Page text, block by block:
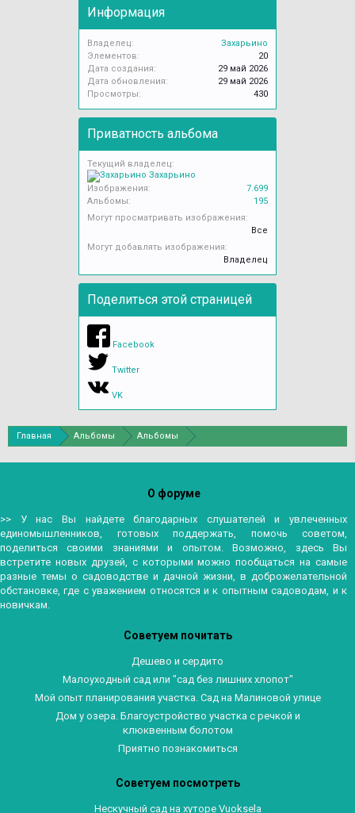
Информация
Владелец:
Захарьино
Элементов:
20
Дата создания:
29 май 2026
Дата обновления:
29 май 2026
Просмотры:
430
Приватность альбома
Текущий владелец:
Захарьино
Изображения:
7.699
Альбомы:
195
Могут просматривать изображения:
Все
Могут добавлять изображения:
Владелец
Поделиться этой страницей
Facebook
Twitter
VK
Главная Альбомы Альбомы
О форуме
>> У нас Вы найдете благодарных слушателей и увлеченных
единомышленников, готовых поддержать, помочь советом,
поделиться своими знаниями и опытом. Возможно, здесь Вы
встретите новых друзей, с которыми можно пообщаться на самые
разные темы о садоводстве и дачной жизни, в доброжелательной
обстановке, где с уважением относятся и к опытным садоводам, и к
новичкам.
Советуем почитать
Дешево и сердито
Малоуходный сад или "сад без лишних хлопот"
Мой опыт планирования участка. Сад на Малиновой улице
Дом у озера. Благоустройство участка с речкой и
клюквенным болотом
Приятно познакомиться
Советуем посмотреть
Нескучный сад на хуторе Vuoksela